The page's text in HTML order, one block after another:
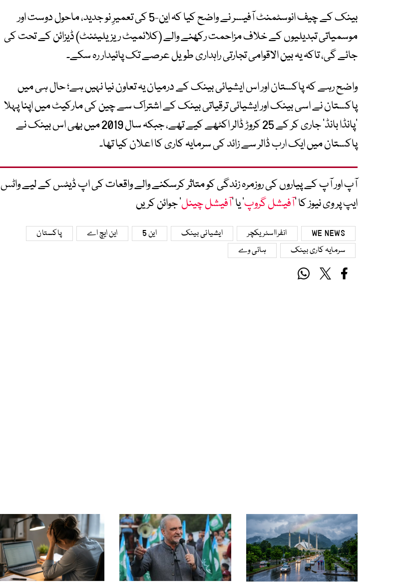
بینک کے چیف انوسٹمنٹ آفیسر نے واضح کیا کہ این-5 کی تعمیرِ نو جدید، ماحول دوست اور
موسمیاتی تبدیلیوں کے خلاف مزاحمت رکھنے والے (کلائمیٹ ریزیلیئنٹ) ڈیزائن کے تحت کی
جائے گی، تاکہ یہ بین الاقوامی تجارتی راہداری طویل عرصے تک پائیدار رہ سکے۔
واضح رہے کہ پاکستان اور اس ایشیائی بینک کے درمیان یہ تعاون نیا نہیں ہے؛ حال ہی میں
پاکستان نے اسی بینک اور ایشیائی ترقیاتی بینک کے اشتراک سے چین کی مارکیٹ میں اپنا پہلا
‘پانڈا بانڈ’ جاری کر کے 25 کروڑ ڈالر اکٹھے کیے تھے، جبکہ سال 2019 میں بھی اس بینک نے
پاکستان میں ایک ارب ڈالر سے زائد کی سرمایہ کاری کا اعلان کیا تھا۔
آپ اور آپ کے پیاروں کی روزمرہ زندگی کو متاثر کرسکنے والے واقعات کی اپ ڈیٹس کے لیے واٹس
ایپ پر وی نیوز کا ’آفیشل گروپ‘ یا ’آفیشل چینل‘ جوائن کریں
WE NEWS انفرااسٹریکچر ایشیائی بینک این 5 این ایچ اے
پاکستان
سرمایہ کاری بینک
ہائی وے